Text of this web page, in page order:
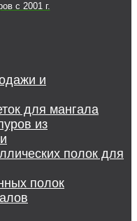
c 2001 г.
и
для мангала
из
полок для
полок